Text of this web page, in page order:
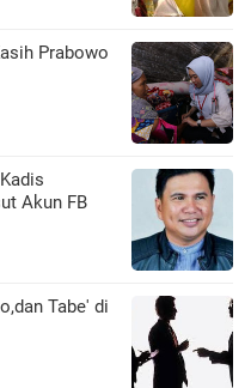
Prabowo
Akun FB
Tabe' di